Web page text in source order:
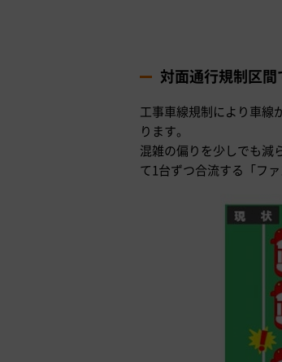
対面通行規制区
工事車線規制により車線
ります。
混雑の偏りを少しでも減
て1台ずつ合流する「フ